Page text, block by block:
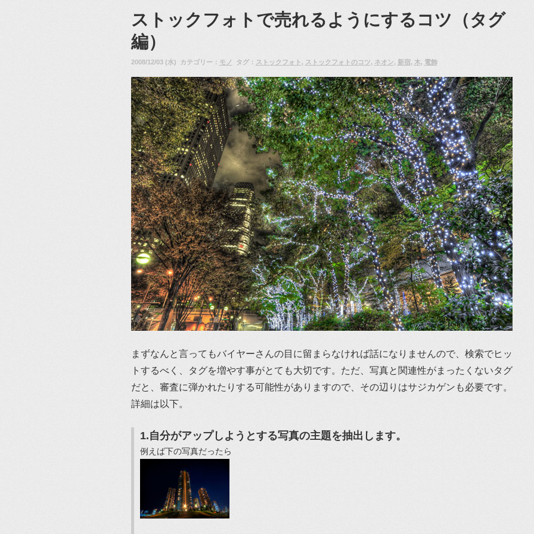
ストックフォトで売れるようにするコツ（タグ
編）
2008/12/03 (水) カテゴリー： モノ タグ： ストックフォト , ストックフォトのコツ, ネオン, 新宿, 木, 電飾
まずなんと言ってもバイヤーさんの目に留まらなければ話になりませんので、検索でヒッ
トするべく、タグを増やす事がとても大切です。ただ、写真と関連性がまったくないタグ
だと、審査に弾かれたりする可能性がありますので、その辺りはサジカゲンも必要です。
詳細は以下。
1.自分がアップしようとする写真の主題を抽出します。
例えば下の写真だったら